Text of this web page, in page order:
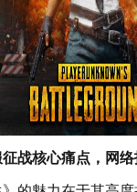
战核心痛点，网